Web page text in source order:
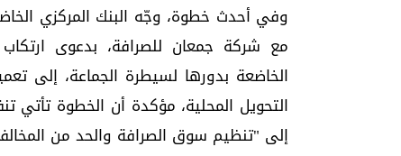
وفي أحدث خطوة، وجّه البنك المركزي
مع شركة جمعان للصرافة، بدعوى
الخاضعة بدورها لسيطرة الجماعة، إلى
التحويل المحلية، مؤكدة أن الخطوة تأتي
إلى "تنظيم سوق الصرافة والحد من